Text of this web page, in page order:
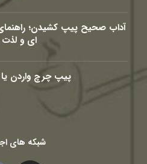
آداب صحیح پیپ کشیدن؛
ای و
پیپ چرچ واردن
شبکه های